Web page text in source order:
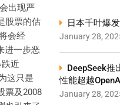
出现严
股票的估
会经
进一步恶
近
这只是
票及2008
日本千叶爆
January 28,
DeepSeek推
性能超越
January 28,